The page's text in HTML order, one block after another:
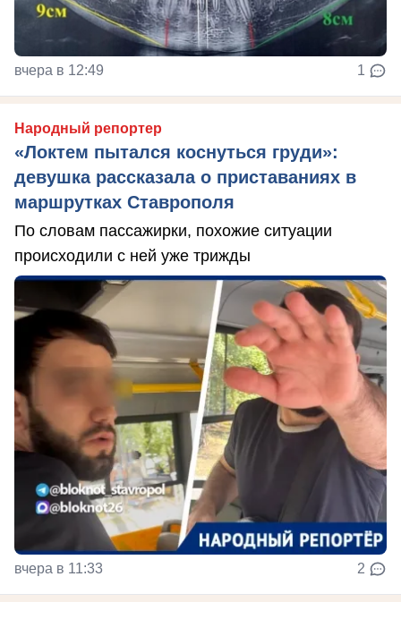
вчера в 12:49 1
Народный репортер
«Локтем пытался коснуться груди»:
девушка рассказала о приставаниях в
маршрутках Ставрополя
По словам пассажирки, похожие ситуации
происходили с ней уже трижды
вчера в 11:33 2